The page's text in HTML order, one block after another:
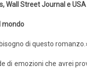
Wall Street Journal e
mondo
di questo
di emozioni che avrei